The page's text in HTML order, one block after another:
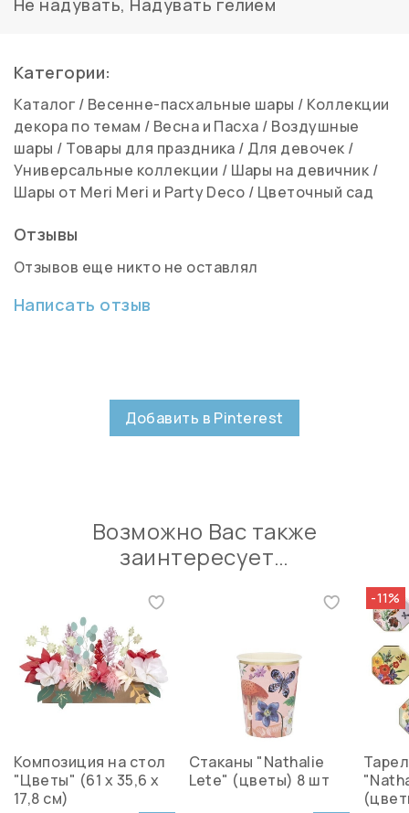
Не надувать, Надувать гелием
Категории:
Каталог / Весенне-пасхальные шары / Коллекции
декора по темам / Весна и Пасха / Воздушные
шары / Товары для праздника / Для девочек /
Универсальные коллекции / Шары на девичник /
Шары от Meri Meri и Party Deco / Цветочный сад
Отзывы
Отзывов еще никто не оставлял
Написать отзыв
Добавить в Pinterest
Возможно Вас также
заинтересует…
Композиция на стол
"Цветы" (61 х 35,6 х
17,8 см)
Стаканы "Nathalie
Lete" (цветы) 8 шт
-11%